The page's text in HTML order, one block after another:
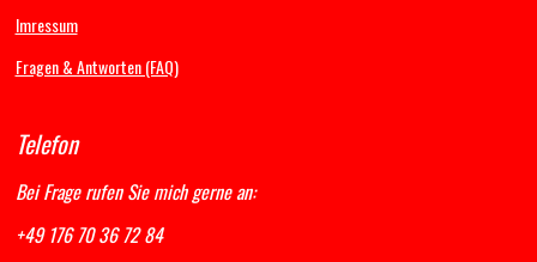
Imressum
Fragen & Antworten (FAQ)
Telefon
Bei Frage rufen Sie mich gerne an:
+49 176 70 36 72 84